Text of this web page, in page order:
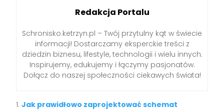
Redakcja Portalu
Schronisko.ketrzyn.pl – Twój przytulny kąt w świecie
informacji! Dostarczamy eksperckie treści z
dziedzin biznesu, lifestyle, technologii i wielu innych.
Inspirujemy, edukujemy i łączymy pasjonatów.
Dołącz do naszej społeczności ciekawych świata!
Jak prawidłowo zaprojektować schemat